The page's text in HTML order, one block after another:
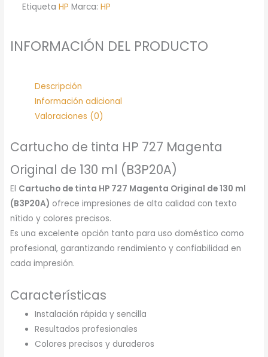
Etiqueta HP Marca:HP
INFORMACIÓN DEL PRODUCTO
Descripción
Información adicional
Valoraciones (0)
Cartucho de tinta HP 727 Magenta
Original de 130 ml (B3P20A)
El Cartucho de tinta HP 727 Magenta Original de 130 ml
(B3P20A) ofrece impresiones de alta calidad con texto
nítido y colores precisos.
Es una excelente opción tanto para uso doméstico como
profesional, garantizando rendimiento y confiabilidad en
cada impresión.
Características
Instalación rápida y sencilla
Resultados profesionales
Colores precisos y duraderos